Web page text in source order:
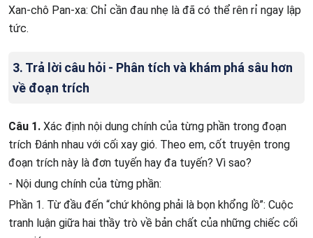
Xan-chô Pan-xa: Chỉ cần đau nhẹ là đã có thể rên rỉ ngay lập
tức.
3. Trả lời câu hỏi - Phân tích và khám phá sâu hơn
về đoạn trích
Câu 1. Xác định nội dung chính của từng phần trong đoạn
trích Đánh nhau với cối xay gió. Theo em, cốt truyện trong
đoạn trích này là đơn tuyến hay đa tuyến? Vì sao?
- Nội dung chính của từng phần:
Phần 1. Từ đầu đến “chứ không phải là bọn khổng lồ”: Cuộc
tranh luận giữa hai thầy trò về bản chất của những chiếc cối